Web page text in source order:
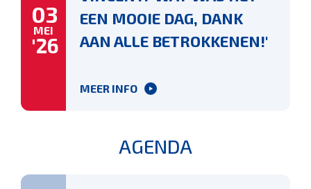
03
MEI
'26
EEN MOOIE DAG, DANK
AAN ALLE BETROKKENEN!'
MEER INFO
AGENDA